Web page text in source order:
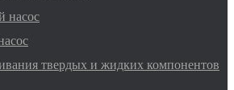
насос
твердых и жидких компонентов